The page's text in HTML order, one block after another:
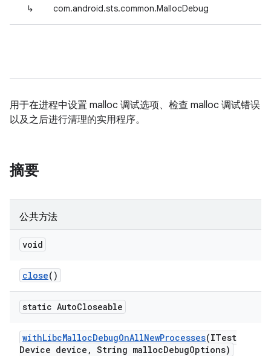
↳ com.android.sts.common.MallocDebug
用于在进程中设置 malloc 调试选项、检查 malloc 调试错误
以及之后进行清理的实用程序。
摘要
公共方法
void
close()
static AutoCloseable
withLibcMallocDebugOnAllNewProcesses(ITest
Device device , String mallocDebugOptions)